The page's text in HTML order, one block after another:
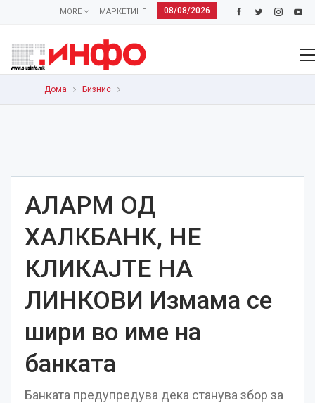
08/08/2026
МАРКЕТИНГ
MORE
Дома Бизнис
АЛАРМ ОД
ХАЛКБАНК, НЕ
КЛИКАЈТЕ НА
ЛИНКОВИ Измама се
шири во име на
банката
Банката предупредува дека станува збор за